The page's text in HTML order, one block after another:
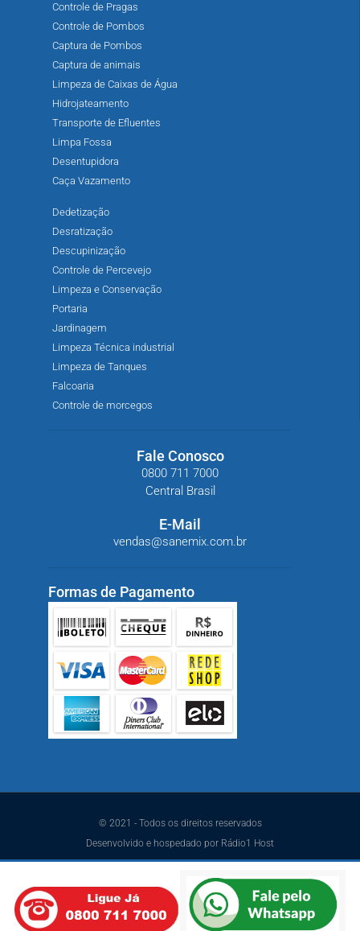
Controle de Pragas
Controle de Pombos
Captura de Pombos
Captura de animais
Limpeza de Caixas de Água
Hidrojateamento
Transporte de Efluentes
Limpa Fossa
Desentupidora
Caça Vazamento
Dedetização
Desratização
Descupinização
Controle de Percevejo
Limpeza e Conservação
Portaria
Jardinagem
Limpeza Técnica industrial
Limpeza de Tanques
Falcoaria
Controle de morcegos
Fale Conosco
0800 711 7000
Central Brasil
E-Mail
vendas@sanemix.com.br
Formas de Pagamento
© 2021 - Todos os direitos reservados
Desenvolvido e hospedado por Rádio1 Host